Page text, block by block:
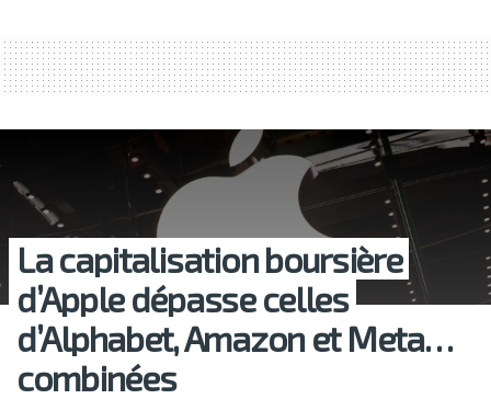
La capitalisation boursière
d’Apple dépasse celles
d’Alphabet, Amazon et Meta…
combinées